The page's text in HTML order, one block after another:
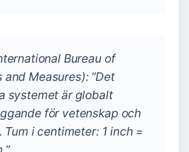
Bureau of
and Measures): “Det
systemet är globalt
för vetenskap och
Tum i centimeter: 1 inch =